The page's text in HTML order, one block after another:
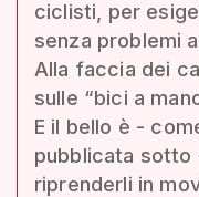
ciclisti, per
senza problemi
Alla faccia dei
sulle “bici a
E il bello è -
pubblicata sotto
riprenderli in